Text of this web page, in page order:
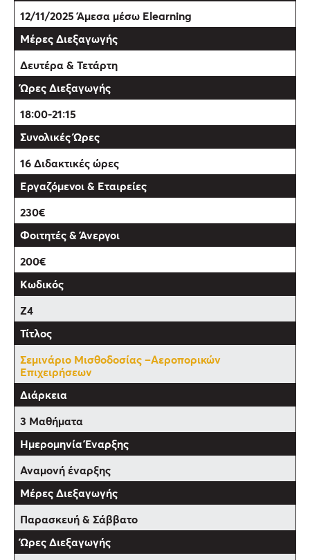
12/11/2025 Άμεσα μέσω Elearning
Δευτέρα & Τετάρτη
18:00-21:15
16 Διδακτικές ώρες
230€
200€
Z4
Σεμινάριο Μισθοδοσίας –Αεροπορικών
Επιχειρήσεων
3 Μαθήματα
Αναμονή έναρξης
Παρασκευή & Σάββατο